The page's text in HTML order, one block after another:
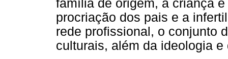
família de origem, a criança
procriação dos pais e a
rede profissional, o conjunto
culturais, além da ideologia